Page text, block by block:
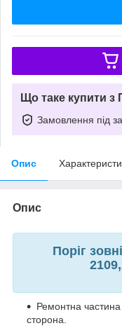
Що таке купити з
Замовлення під
Опис
Опис
Поріг
Ремонтна
сторона.